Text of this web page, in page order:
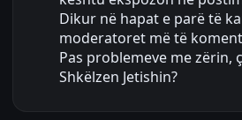
Dikur në hapat e parë të
moderatoret më të
Pas problemeve me zërin,
Shkëlzen Jetishin?